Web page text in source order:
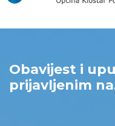
Obavijest i
prijavljenim